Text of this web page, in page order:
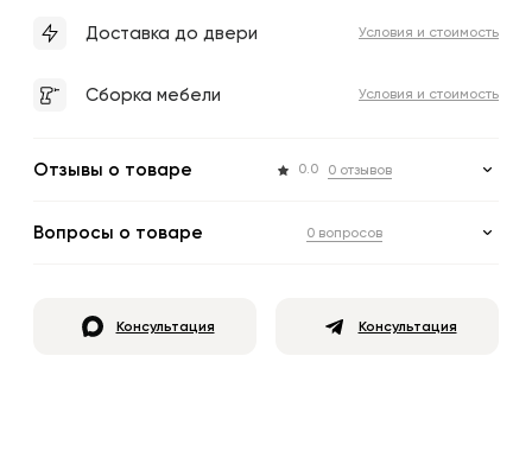
Доставка до двери Условия и стоимость
Сборка мебели Условия и стоимость
Отзывы о товаре 0.0 0 отзывов
Вопросы о товаре 0 вопросов
Консультация Консультация